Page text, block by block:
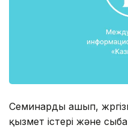
Семинарды ашып,
қызмет істері және